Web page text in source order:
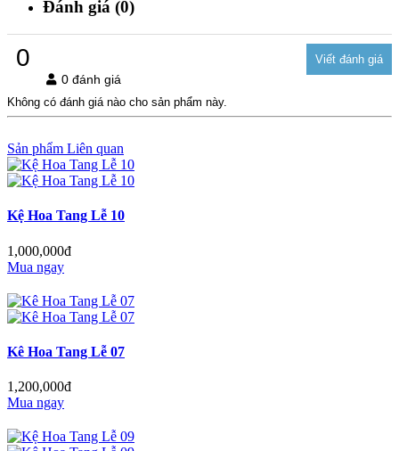
Đánh giá (0)
0
0 đánh giá
Không có đánh giá nào cho sản phẩm này.
Sản phẩm Liên quan
Kệ Hoa Tang Lễ 10
1,000,000đ
Mua ngay
Kê Hoa Tang Lễ 07
1,200,000đ
Mua ngay